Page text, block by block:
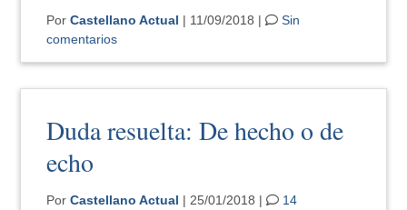
PorCastellano Actual | 11/09/2018 |
Sin
comentarios
Duda resuelta: De hecho o de
echo
PorCastellano Actual | 25/01/2018 |
14